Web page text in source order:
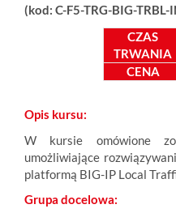
(kod: C-F5-TRG-BIG-TRBL-
CZAS
TRWANIA
CENA
Opis kursu:
W kursie omówione
umożliwiające
platformą BIG-IP Local
Grupa docelowa: